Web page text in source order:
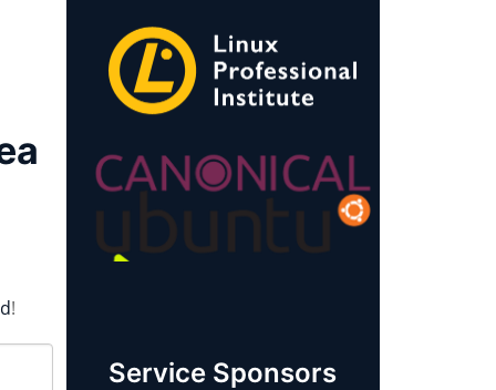
!
Service Sponsors